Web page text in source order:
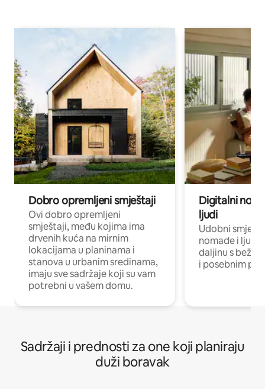
Dobro opremljeni smještaji
Ovi dobro opremljeni
smještaji, među kojima ima
drvenih kuća na mirnim
lokacijama u planinama i
stanova u urbanim sredinama,
imaju sve sadržaje koji su vam
potrebni u vašem domu.
Digitalni
ljudi
Udobni
nomade i ljude
daljinu s
i posebnim
Sadržaji i prednosti za one koji planiraju
duži boravak